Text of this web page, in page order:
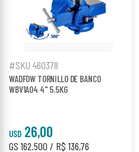
#SKU 460378
WADFOW TORNILLO DE BANCO
WBV1A04 4" 5.5KG
USD 26,00
GS 162.500 / R$ 136,76